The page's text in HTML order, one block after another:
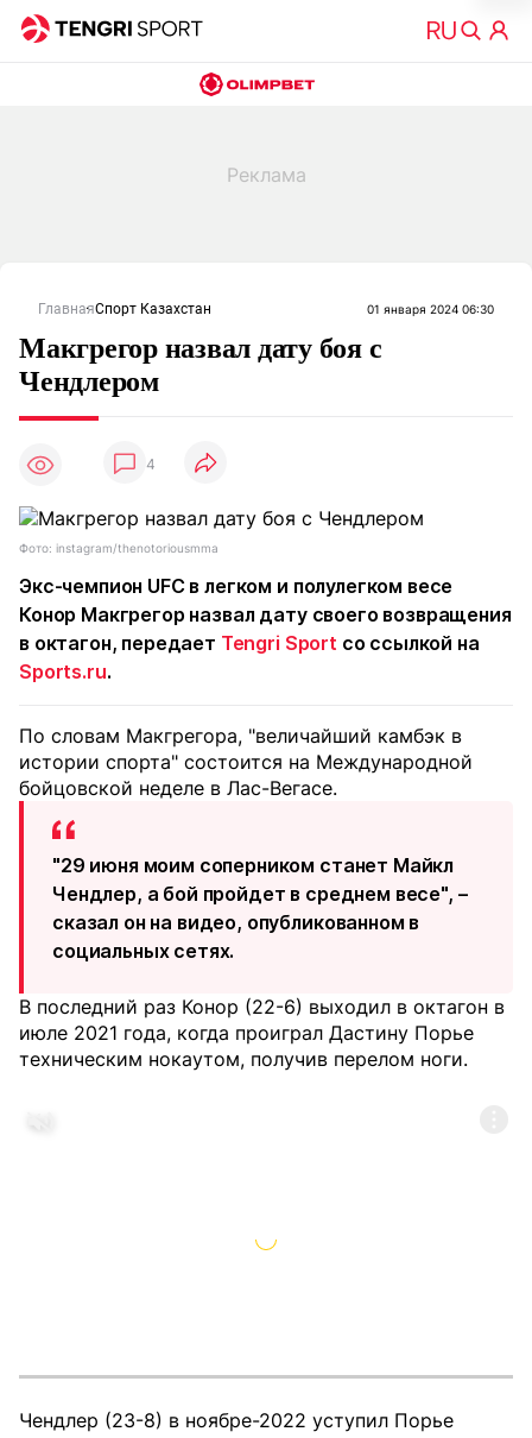
ГлавнаяСпорт Казахстан 01 января 2024 06:30
Макгрегор назвал дату боя с
Чендлером
4
Фото: instagram/thenotoriousmma
Экс-чемпион UFC в легком и полулегком весе
Конор Макгрегор назвал дату своего возвращения
в октагон, передает Tengri Sport со ссылкой на
Sports.ru.
По словам Макгрегора, "величайший камбэк в
истории спорта" состоится на Международной
бойцовской неделе в Лас-Вегасе.
"29 июня моим соперником станет Майкл
Чендлер, а бой пройдет в среднем весе", –
сказал он на видео, опубликованном в
социальных сетях.
В последний раз Конор (22-6) выходил в октагон в
июле 2021 года, когда проиграл Дастину Порье
техническим нокаутом, получив перелом ноги.
Чендлер (23-8) в ноябре-2022 уступил Порье